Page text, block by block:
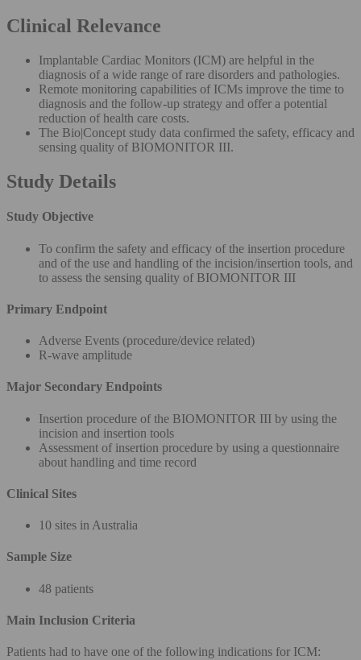
Clinical Relevance
Implantable Cardiac Monitors (ICM) are helpful in the
diagnosis of a wide range of rare disorders and pathologies.
Remote monitoring capabilities of ICMs improve the time to
diagnosis and the follow-up strategy and offer a potential
reduction of health care costs.
The Bio|Concept study data confirmed the safety, efficacy and
sensing quality of BIOMONITOR III.
Study Details
Study Objective
To confirm the safety and efficacy of the insertion procedure
and of the use and handling of the incision/insertion tools, and
to assess the sensing quality of BIOMONITOR III
Primary Endpoint
Adverse Events (procedure/device related)
R-wave amplitude
Major Secondary Endpoints
Insertion procedure of the BIOMONITOR III by using the
incision and insertion tools
Assessment of insertion procedure by using a questionnaire
about handling and time record
Clinical Sites
10 sites in Australia
Sample Size
48 patients
Main Inclusion Criteria
Patients had to have one of the following indications for ICM: